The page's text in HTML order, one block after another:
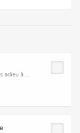
adieu à ...